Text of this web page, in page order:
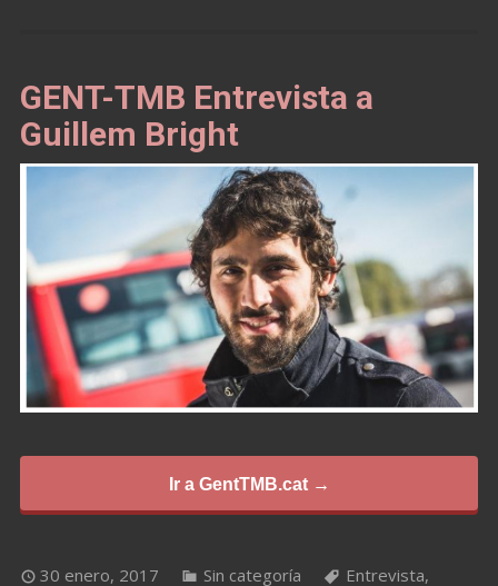
GENT-TMB Entrevista a
Guillem Bright
Ir a GentTMB.cat →
30 enero, 2017 Sin categoría Entrevista,